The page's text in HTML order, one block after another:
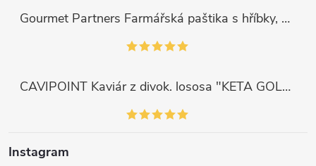
Gourmet Partners Farmářská paštika s hříbky, 180g
CAVIPOINT Kaviár z divok. lososa "KETA GOLD", 200g
Instagram